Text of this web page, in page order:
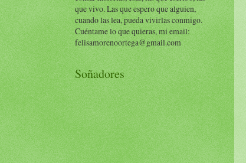
que vivo. Las que espero que alguien,
cuando las lea, pueda vivirlas conmigo.
Cuéntame lo que quieras, mi email:
felisamorenoortega@gmail.com
Soñadores